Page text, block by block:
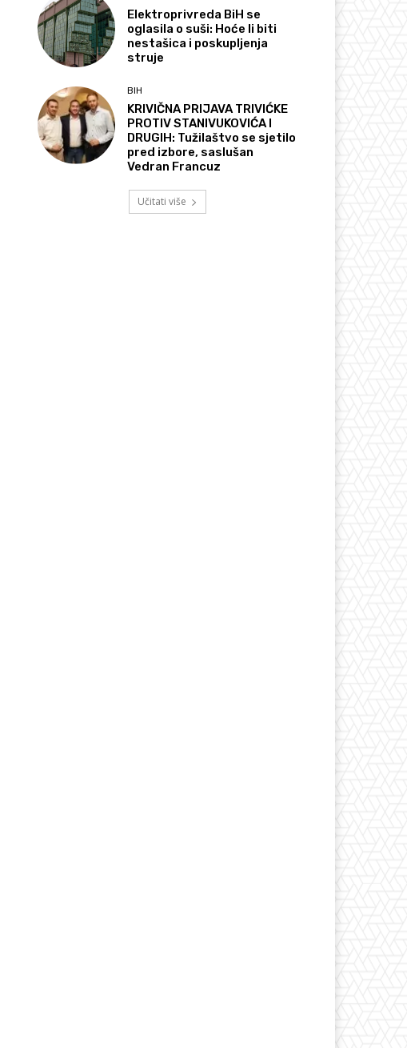
Elektroprivreda BiH se
oglasila o suši: Hoće li biti
nestašica i poskupljenja
struje
BIH
KRIVIČNA PRIJAVA TRIVIĆKE
PROTIV STANIVUKOVIĆA I
DRUGIH: Tužilaštvo se sjetilo
pred izbore, saslušan
Vedran Francuz
Učitati više